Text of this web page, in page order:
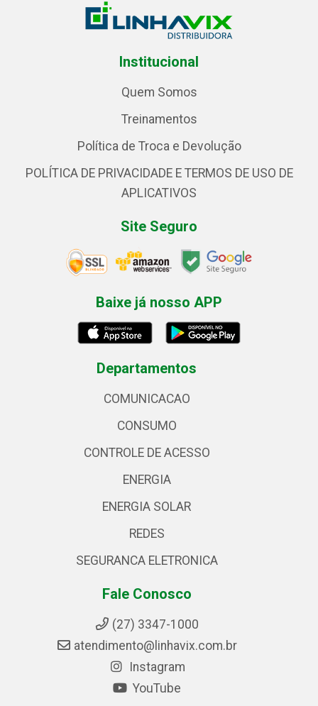
Institucional
Quem Somos
Treinamentos
Política de Troca e Devolução
POLÍTICA DE PRIVACIDADE E TERMOS DE USO DE
APLICATIVOS
Site Seguro
Baixe já nosso APP
Departamentos
COMUNICACAO
CONSUMO
CONTROLE DE ACESSO
ENERGIA
ENERGIA SOLAR
REDES
SEGURANCA ELETRONICA
Fale Conosco
(27) 3347-1000
atendimento@linhavix.com.br
Instagram
YouTube